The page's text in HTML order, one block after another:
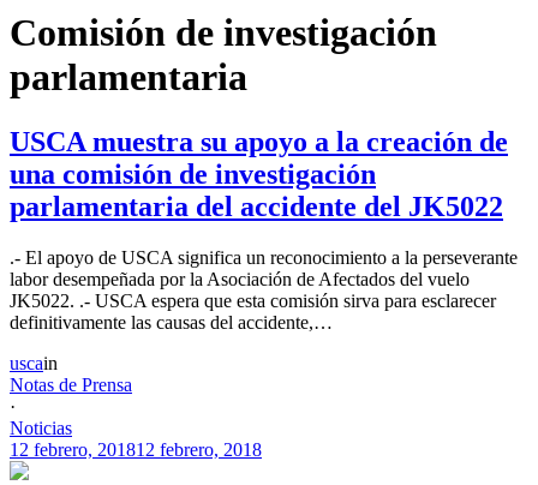
Comisión de investigación
parlamentaria
USCA muestra su apoyo a la creación de
una comisión de investigación
parlamentaria del accidente del JK5022
.- El apoyo de USCA significa un reconocimiento a la perseverante
labor desempeñada por la Asociación de Afectados del vuelo
JK5022. .- USCA espera que esta comisión sirva para esclarecer
definitivamente las causas del accidente,…
uscain
Notas de Prensa
·
Noticias
12 febrero, 201812 febrero, 2018